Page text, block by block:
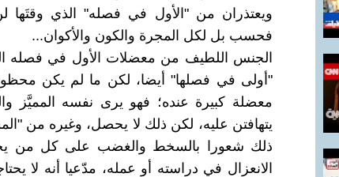
ويعتذران من "الأول في فصله" الذي وقتَها
فحسب بل لكل المجرة والكون والأكوان...
الجنس اللطيف من معضلات الأول في فصله
"أولى في فصلها" أيضا، لكن ما لم يكن
معضلة كبيرة عنده؛ فهو يرى نفسه المميَّز
يتهافتن عليه، لكن ذلك لا يحصل، وغيره من
ذلك شعورا بالسخط والغضب على كل من
الانعزال في دراسته أو عمله، مدّعيا أنه لا